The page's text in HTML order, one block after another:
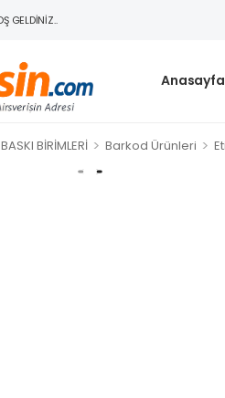
GELDINIZ..
Anasayfa
BİRİMLERİ > Barkod Ürünleri >